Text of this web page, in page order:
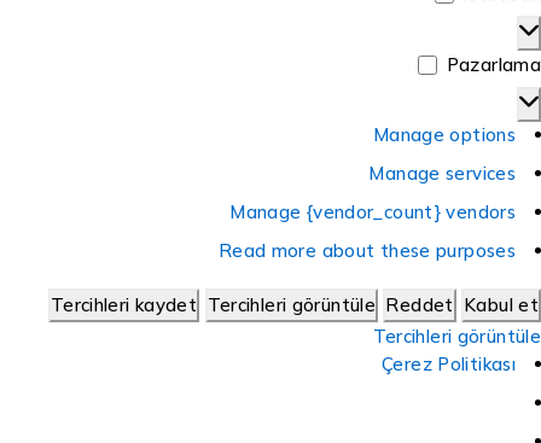
Manage options
Manage services
Manage {vendor_count} vendors
Read more about these purposes
Kabul
Reddet
Tercihleri görüntüle
Tercihleri kaydet
Tercihleri
Çerez Politikası